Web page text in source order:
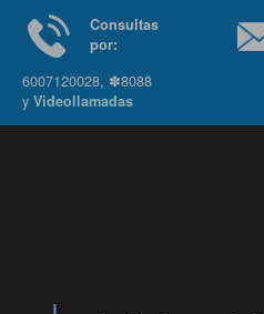
Consultas
6007120028, ✽8088
yVideollamadas